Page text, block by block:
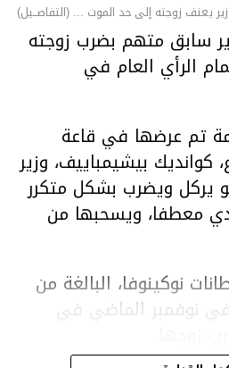
يعنف زوجته إلى حد الموت ... (التفاصــيل)
سابق متهم بضرب زوجته
الرأي العام في
تم عرضها في قاعة
كوانديك بيشيمباييف، وزير
يركل ويضرب بشكل متكرر
معطفا، ويسحبها من
نوكينوفا، البالغة من
ميتة في نوفمبر الماضي في